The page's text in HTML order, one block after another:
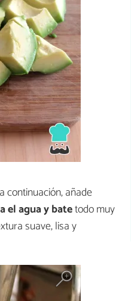
continuación, añade
el agua y batetodo muy
suave, lisa y